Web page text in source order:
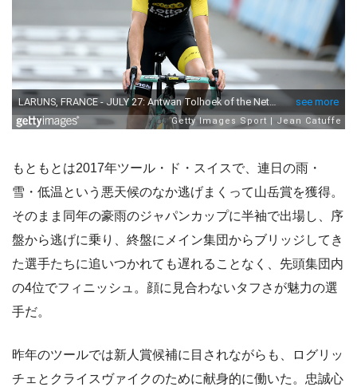
もともとは2017年ツール・ド・スイスで、連日の雨・
雪・低温という悪天候のなか逃げまくって山岳賞を獲得。
そのまま同年の豪雨のジャパンカップに半袖で出場し、序
盤から逃げに乗り、終盤にメイン集団からブリッジしてき
た選手たちに追いつかれても遅れることなく、先頭集団内
の4位でフィニッシュ。顔に見合わないタフさが魅力の選
手だ。
昨年のツールでは新人賞候補に目されながらも、ログリッ
チェとクライスヴァイクのために献身的に働いた。忠誠心